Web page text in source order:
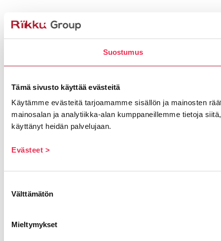
Suostumus
Tämä sivusto käyttää evästeitä
Käytämme evästeitä tarjoamamme sisällön ja mainosten
mainosalan ja analytiikka-alan kumppaneillemme tietoja
käyttänyt heidän palvelujaan.
Evästeet >
valinta
Välttämätön
Mieltymykset